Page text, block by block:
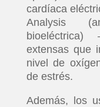
cardíaca
Analysis
extensas que
nivel de
de estrés.
Además, los